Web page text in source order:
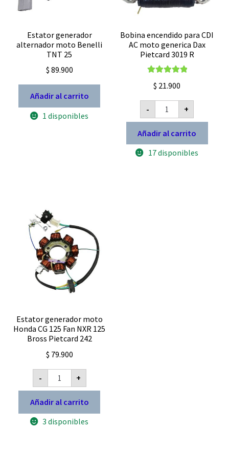
Estator generador
alternador moto Benelli
TNT 25
$ 89.900
Añadir al carrito
1 disponibles
Bobina encendido para CDI
AC moto generica Dax
Pietcard 3019 R
5.00
$ 21.900
-
Bobina
encendido
para
CDI
AC
moto
generica
+
Añadir al carrito
17 disponibles
Estator generador moto
Honda CG 125 Fan NXR 125
Bross Pietcard 242
$ 79.900
-
Estator
generador
moto
Honda
CG
125
Fan
+
Añadir al carrito
3 disponibles